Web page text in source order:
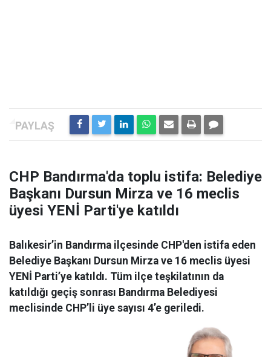
CHP Bandırma'da toplu istifa: Belediye
Başkanı Dursun Mirza ve 16 meclis
üyesi YENİ Parti'ye katıldı
Balıkesir’in Bandırma ilçesinde CHP'den istifa eden
Belediye Başkanı Dursun Mirza ve 16 meclis üyesi
YENİ Parti’ye katıldı. Tüm ilçe teşkilatının da
katıldığı geçiş sonrası Bandırma Belediyesi
meclisinde CHP’li üye sayısı 4’e geriledi.